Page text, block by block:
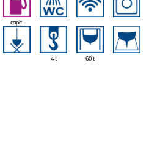
capit.
4 t 60 t